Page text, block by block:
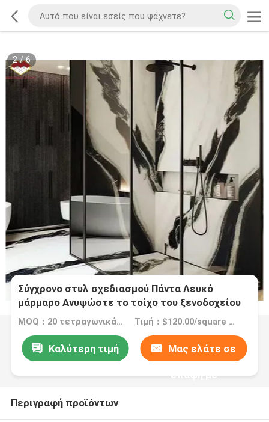
2/6
Σύγχρονο στυλ σχεδιασμού Πάντα Λευκό
μάρμαρο Ανυψώστε το τοίχο του ξενοδοχείου
σας πάτωμα και σκάλες πλακάκια
MOQ：20 τετραγωνικά μέτρα Τιμή：$120.00/square meters 20-199 square meters
Καλύτερη τιμή Μας ελάτε σε
επαφή με
Περιγραφή προϊόντων